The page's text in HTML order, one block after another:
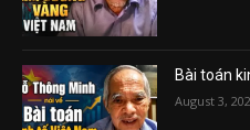
Bài toán
August 3,